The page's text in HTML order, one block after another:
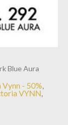
Blue Aura
- 50%
VYNN